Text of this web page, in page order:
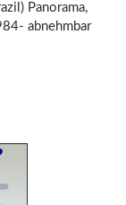
Panorama,
abnehmbar